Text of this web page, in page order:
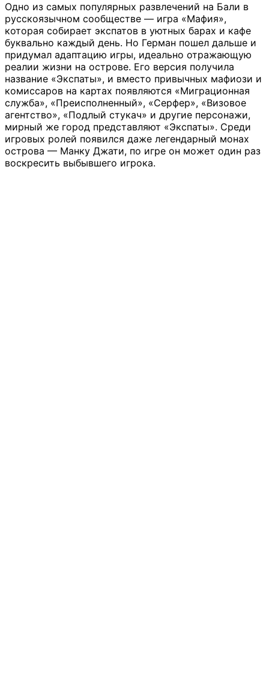
Одно из самых популярных развлечений на Бали в
русскоязычном сообществе — игра «Мафия»,
которая собирает экспатов в уютных барах и кафе
буквально каждый день. Но Герман пошел дальше и
придумал адаптацию игры, идеально отражающую
реалии жизни на острове. Его версия получила
название «Экспаты», и вместо привычных мафиози и
комиссаров на картах появляются «Миграционная
служба», «Преисполненный», «Серфер», «Визовое
агентство», «Подлый стукач» и другие персонажи,
мирный же город представляют «Экспаты». Среди
игровых ролей появился даже легендарный монах
острова — Манку Джати, по игре он может один раз
воскресить выбывшего игрока.